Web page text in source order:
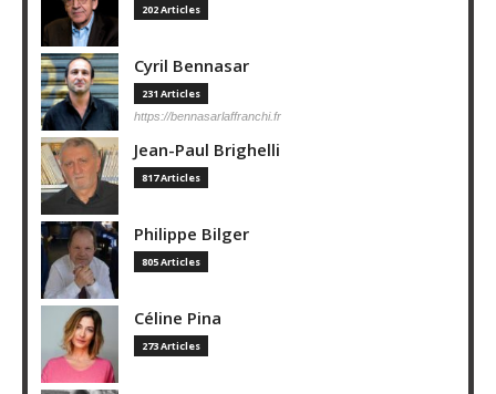
202 Articles
Cyril Bennasar
231 Articles
https://bennasarlaffranchi.fr
Jean-Paul Brighelli
817 Articles
Philippe Bilger
805 Articles
Céline Pina
273 Articles